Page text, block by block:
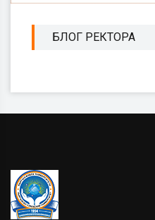
БЛОГ РЕКТОРА